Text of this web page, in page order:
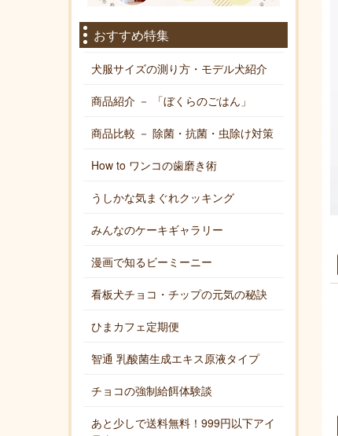
おすすめ特集
犬服サイズの測り方・モデル犬紹介
商品紹介 － 「ぼくらのごはん」
商品比較 － 除菌・抗菌・虫除け対策
How to ワンコの歯磨き術
うしかな気まぐれクッキング
みんなのケーキギャラリー
漫画で知るビーミーニー
看板犬チョコ・チップの元気の秘訣
ひまカフェ定期便
智通 乳酸菌生成エキス原液タイプ
チョコの強制給餌体験談
あと少しで送料無料！999円以下アイ